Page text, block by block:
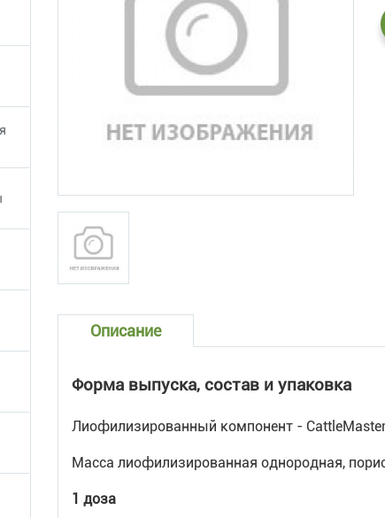
Описание
Форма выпуска, состав и упаковка
Лиофилизированный компонент -
Масса лиофилизированная однородная,
1 доза